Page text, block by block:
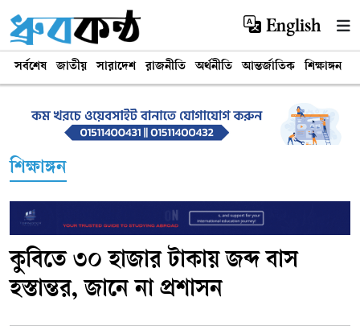
English
সর্বশেষ জাতীয় সারাদেশ রাজনীতি অর্থনীতি আন্তর্জাতিক শিক্ষাঙ্গন
শিক্ষাঙ্গন
কুবিতে ৩০ হাজার টাকায় জব্দ বাস
হস্তান্তর, জানে না প্রশাসন